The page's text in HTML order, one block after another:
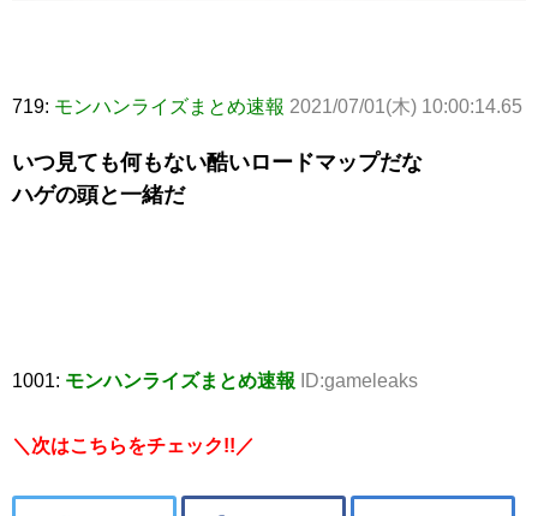
719: モンハンライズまとめ速報 2021/07/01(木) 10:00:14.65
いつ見ても何もない酷いロードマップだな
ハゲの頭と一緒だ
1001: モンハンライズまとめ速報 ID:gameleaks
＼次はこちらをチェック!!／